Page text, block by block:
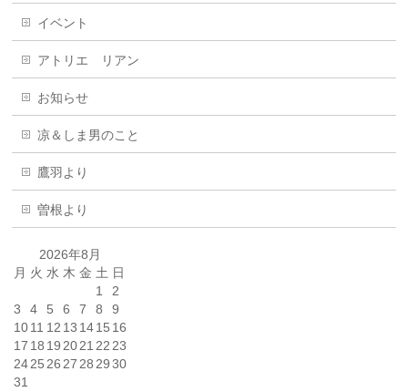
イベント
アトリエ リアン
お知らせ
凉＆しま男のこと
鷹羽より
曽根より
2026年8月
月 火 水 木 金 土 日
1
2
3
4 5 6 7 8
9
1011 12 13 1415 16
17 18 19 2021 22 23
2425 26 27 28 29 30
31